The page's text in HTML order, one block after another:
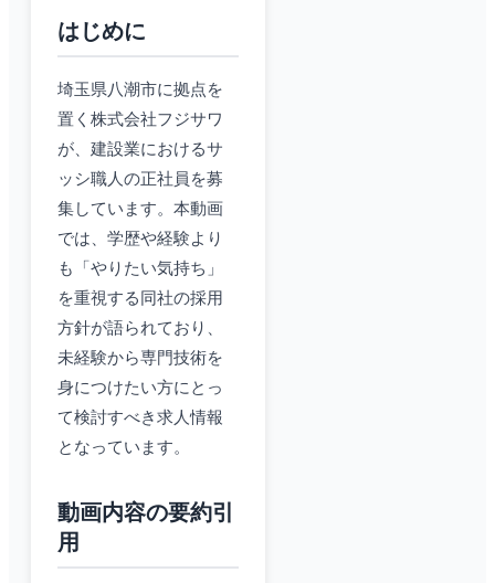
はじめに
埼玉県八潮市に拠点を
置く株式会社フジサワ
が、建設業におけるサ
ッシ職人の正社員を募
集しています。本動画
では、学歴や経験より
も「やりたい気持ち」
を重視する同社の採用
方針が語られており、
未経験から専門技術を
身につけたい方にとっ
て検討すべき求人情報
となっています。
動画内容の要約引
用